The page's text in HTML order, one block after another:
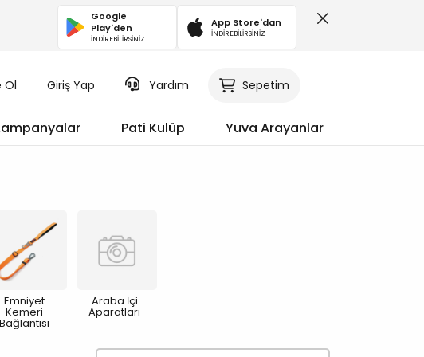
Google
Play'den
İNDİREBİLİRSİNİZ
App Store'dan
İNDİREBİLİRSİNİZ
Ol Giriş Yap Yardım Sepetim
Pati Kulüp Yuva Arayanlar
Emniyet
Kemeri
Bağlantısı
Araba İçi
Aparatları